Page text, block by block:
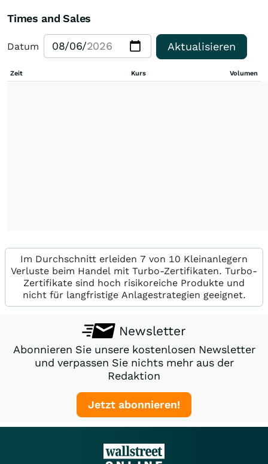
Times and Sales
Datum Aktualisieren
Zeit Kurs Volumen
Im Durchschnitt erleiden 7 von 10 Kleinanlegern
Verluste beim Handel mit Turbo-Zertifikaten. Turbo-
Zertifikate sind hoch risikoreiche Produkte und
nicht für langfristige Anlagestrategien geeignet.
Newsletter
Abonnieren Sie unsere kostenlosen Newsletter
und verpassen Sie nichts mehr aus der
Redaktion
Jetzt abonnieren!